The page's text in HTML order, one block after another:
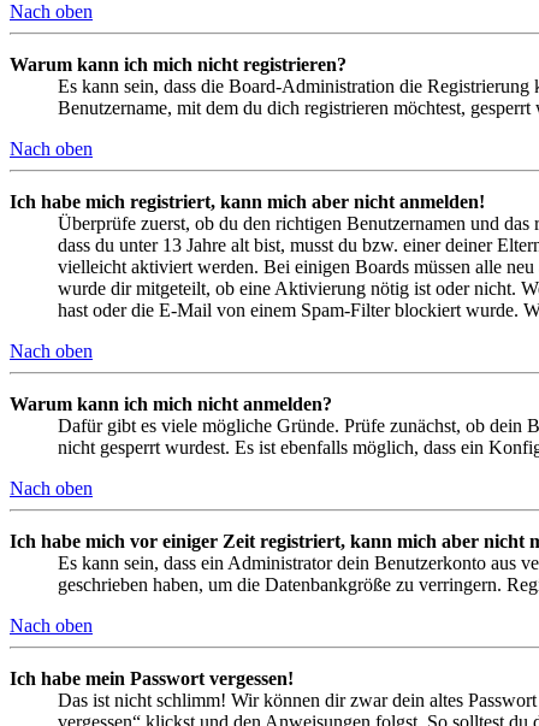
Nach oben
Warum kann ich mich nicht registrieren?
Es kann sein, dass die Board-Administration die Registrierung
Benutzername, mit dem du dich registrieren möchtest,
Nach oben
Ich habe mich registriert, kann mich aber nicht anmelden!
Überprüfe zuerst, ob du den richtigen Benutzernamen und
dass du unter 13 Jahre alt bist, musst du bzw. einer deiner
vielleicht aktiviert werden. Bei einigen Boards müssen alle
wurde dir mitgeteilt, ob eine Aktivierung nötig ist oder nicht.
hast oder die E-Mail von einem Spam-Filter blockiert wurde.
Nach oben
Warum kann ich mich nicht anmelden?
Dafür gibt es viele mögliche Gründe. Prüfe zunächst, ob dein
nicht gesperrt wurdest. Es ist ebenfalls möglich, dass ein
Nach oben
Ich habe mich vor einiger Zeit registriert, kann mich aber nicht
Es kann sein, dass ein Administrator dein Benutzerkonto aus
geschrieben haben, um die Datenbankgröße zu verringern.
Nach oben
Ich habe mein Passwort vergessen!
Das ist nicht schlimm! Wir können dir zwar dein altes